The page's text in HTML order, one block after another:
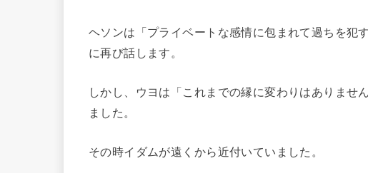
ヘソンは「プライベートな感情に包まれて過ちを犯
に再び話します。
しかし、ウヨは「これまでの縁に変わりはありませ
ました。
その時イダムが遠くから近付いていました。